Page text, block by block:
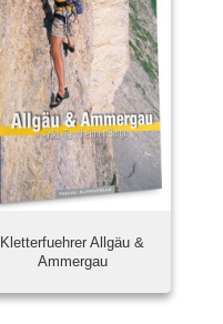
Kletterfuehrer Allgäu &
Ammergau